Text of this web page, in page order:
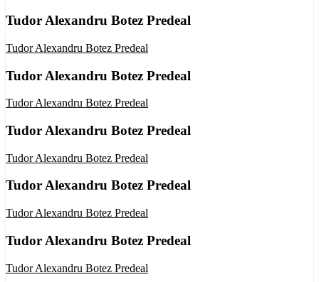
Tudor Alexandru Botez Predeal
Tudor Alexandru Botez Predeal
Tudor Alexandru Botez Predeal
Tudor Alexandru Botez Predeal
Tudor Alexandru Botez Predeal
Tudor Alexandru Botez Predeal
Tudor Alexandru Botez Predeal
Tudor Alexandru Botez Predeal
Tudor Alexandru Botez Predeal
Tudor Alexandru Botez Predeal